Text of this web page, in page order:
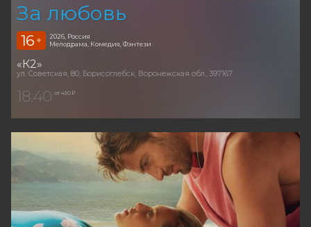
За любовь
16 +
2026, Россия
Мелодрама, Комедия, Фэнтези
«К2»
ул. Советская, 80, Борисоглебск, Воронежская обл., 397167
18:40 от 450 ₽